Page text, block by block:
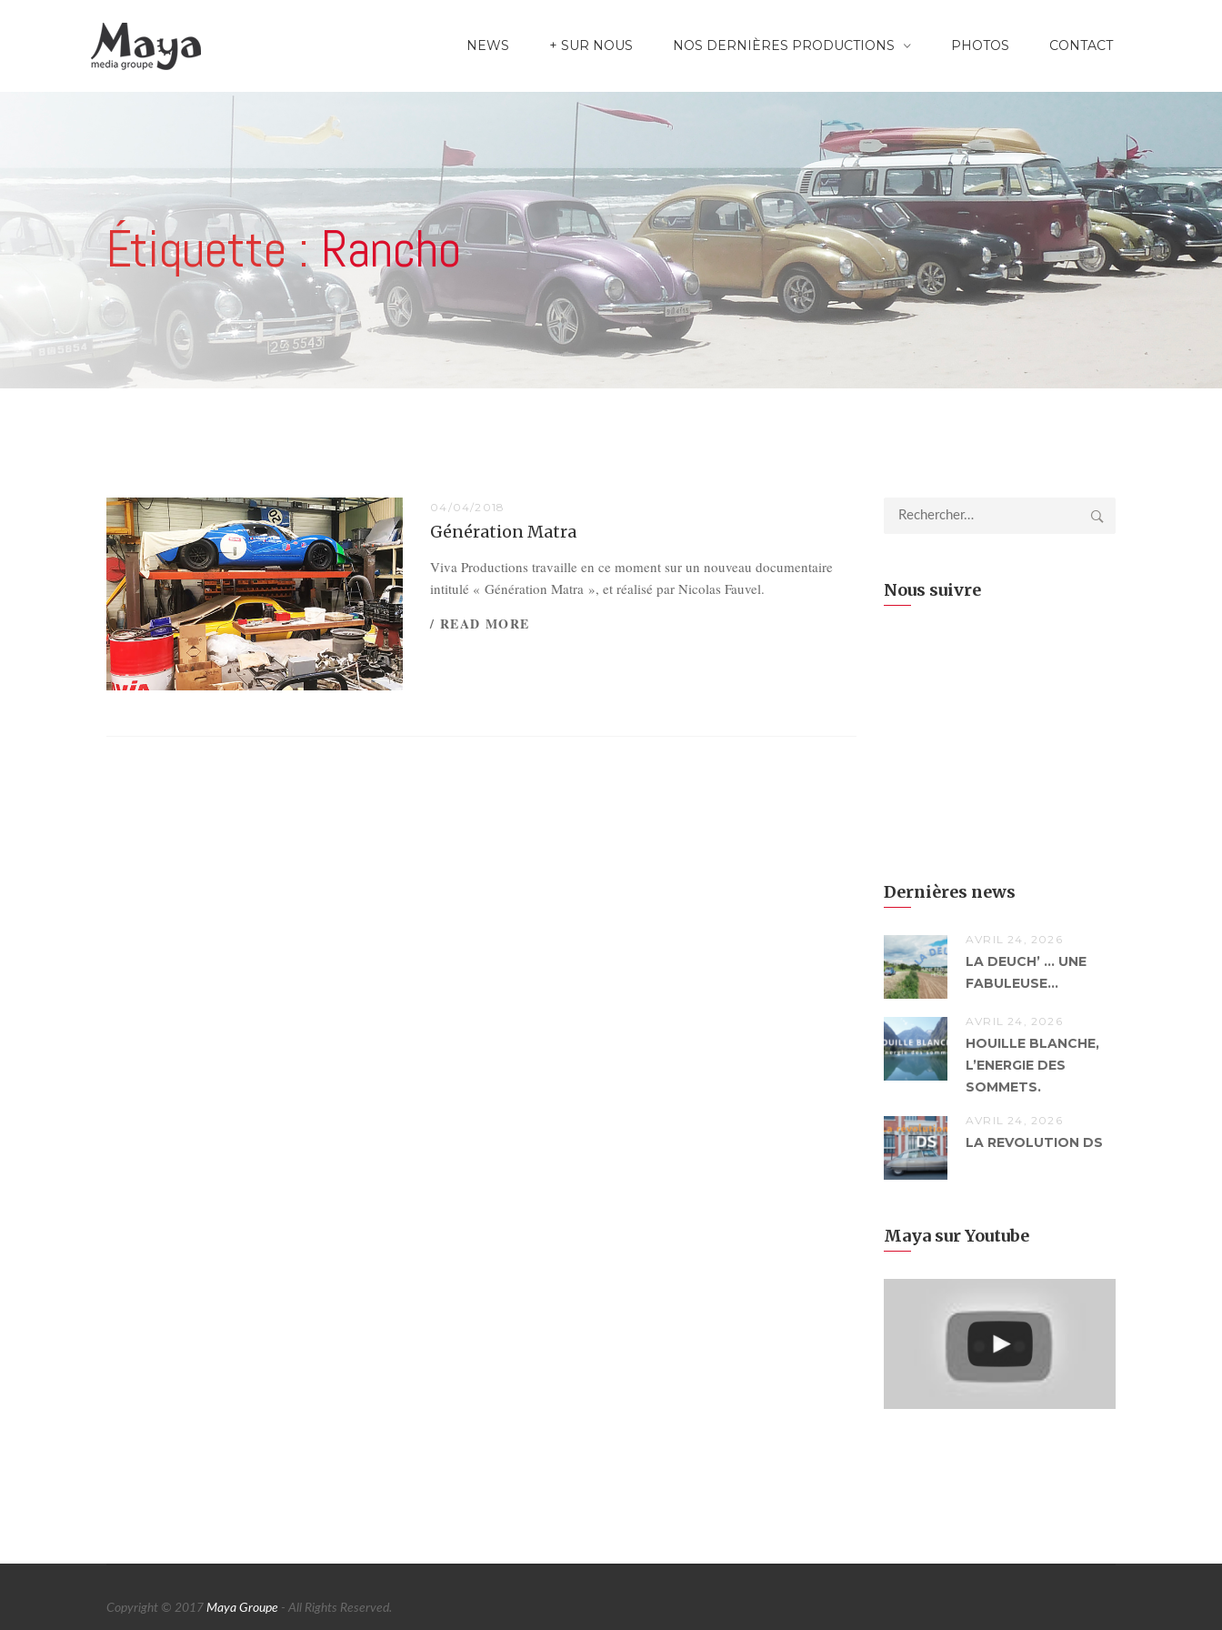
NEWS + SUR NOUS NOS DERNIÈRES PRODUCTIONS PHOTOS CONTACT
Étiquette :Rancho
04/04/2018
Génération Matra
Viva Productions travaille en ce moment sur un nouveau documentaire
intitulé « Génération Matra », et réalisé par Nicolas Fauvel.
/ READ MORE
Rechercher :
Nous suivre
Dernières news
AVRIL 24, 2026
LA DEUCH’ … UNE
FABULEUSE...
AVRIL 24, 2026
HOUILLE BLANCHE,
L’ENERGIE DES
SOMMETS.
AVRIL 24, 2026
LA REVOLUTION DS
Maya sur Youtube
Copyright © 2017 Maya Groupe - All Rights Reserved.